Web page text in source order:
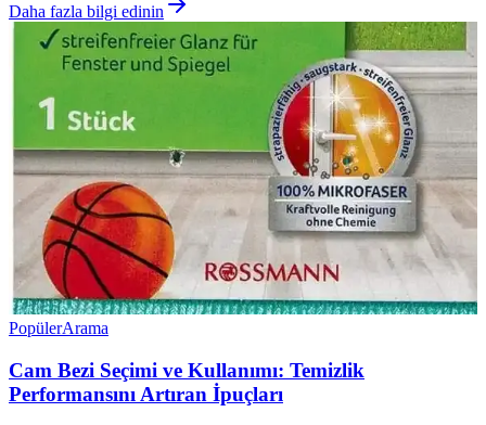
Daha fazla bilgi edinin
PopülerArama
Cam Bezi Seçimi ve Kullanımı: Temizlik
Performansını Artıran İpuçları